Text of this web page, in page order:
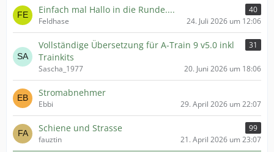
Einfach mal Hallo in die Runde....
40
Feldhase
24. Juli 2026 um 12:06
Vollständige Übersetzung für A-Train 9 v5.0 inkl
Trainkits
31
Sascha_1977 20. Juni 2026 um 18:06
Stromabnehmer
Ebbi 29. April 2026 um 22:07
Schiene und Strasse
99
fauztin
21. April 2026 um 23:07